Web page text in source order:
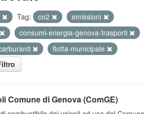
Tag: co2
emissioni
consumi-energia-genova-trasporti
flotta-municipale
Comune di Genova (ComGE)